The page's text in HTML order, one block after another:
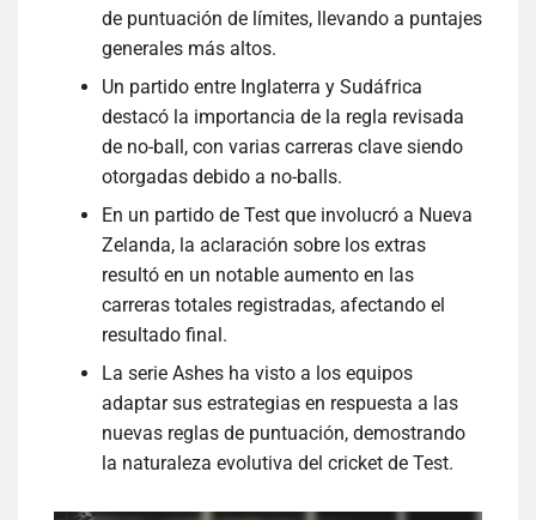
de puntuación de límites, llevando a puntajes
generales más altos.
Un partido entre Inglaterra y Sudáfrica
destacó la importancia de la regla revisada
de no-ball, con varias carreras clave siendo
otorgadas debido a no-balls.
En un partido de Test que involucró a Nueva
Zelanda, la aclaración sobre los extras
resultó en un notable aumento en las
carreras totales registradas, afectando el
resultado final.
La serie Ashes ha visto a los equipos
adaptar sus estrategias en respuesta a las
nuevas reglas de puntuación, demostrando
la naturaleza evolutiva del cricket de Test.